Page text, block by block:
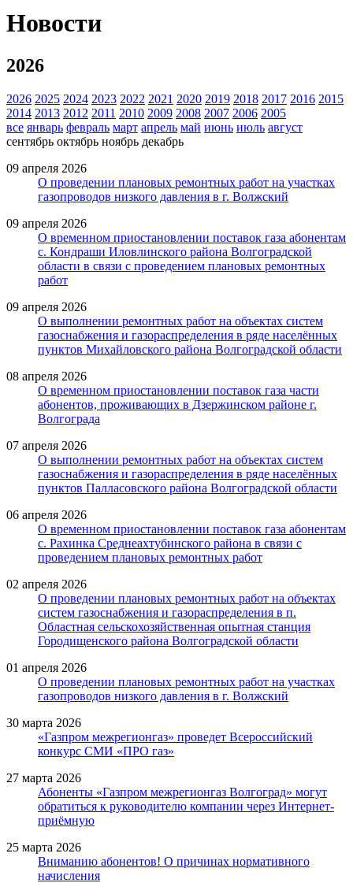
Новости
2026
2026 2025 2024 2023 2022 2021 2020 2019 2018 2017 2016 2015
2014 2013 2012 2011 2010 2009 2008 2007 2006 2005
все январь февраль март апрель май июнь июль август
сентябрь октябрь ноябрь декабрь
09 апреля 2026
О проведении плановых ремонтных работ на участках
газопроводов низкого давления в г. Волжский
09 апреля 2026
О временном приостановлении поставок газа абонентам
с. Кондраши Иловлинского района Волгоградской
области в связи с проведением плановых ремонтных
работ
09 апреля 2026
О выполнении ремонтных работ на объектах систем
газоснабжения и газораспределения в ряде населённых
пунктов Михайловского района Волгоградской области
08 апреля 2026
О временном приостановлении поставок газа части
абонентов, проживающих в Дзержинском районе г.
Волгограда
07 апреля 2026
О выполнении ремонтных работ на объектах систем
газоснабжения и газораспределения в ряде населённых
пунктов Палласовского района Волгоградской области
06 апреля 2026
О временном приостановлении поставок газа абонентам
с. Рахинка Среднеахтубинского района в связи с
проведением плановых ремонтных работ
02 апреля 2026
О проведении плановых ремонтных работ на объектах
систем газоснабжения и газораспределения в п.
Областная сельскохозяйственная опытная станция
Городищенского района Волгоградской области
01 апреля 2026
О проведении плановых ремонтных работ на участках
газопроводов низкого давления в г. Волжский
30 марта 2026
«Газпром межрегионгаз» проведет Всероссийский
конкурс СМИ «ПРО газ»
27 марта 2026
Абоненты «Газпром межрегионгаз Волгоград» могут
обратиться к руководителю компании через Интернет-
приёмную
25 марта 2026
Вниманию абонентов! О причинах нормативного
начисления